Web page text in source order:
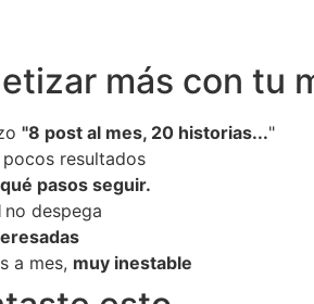
más con tu
"8 post al mes, 20 historias..."
resultados
qué pasos seguir.
no despega
a mes, muy inestable